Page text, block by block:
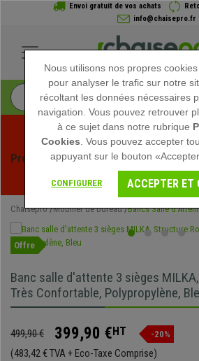
Envoi gratuit de vos achats
info@chaisepro.fr
Profitez des soldes d'été chez
exclusives pour une durée
Chaisepro Mobilier de bureau Bancs Salle
Offre
Banc salle d'attente 3 sièges
Très Confortable, Polypropylène,
499,90 € 399,90 €HT -20%
(483,42 € TVA + Eco-Taxe Comprise)
Nous utilisons nos propres
pour analyser le trafic sur notre
récoltant les données nécessaires
navigation. Vous pouvez retrouver
à ce sujet dans notre rubrique
Cookies . Vous pouvez accepter
appuyant sur le bouton
CONFIGURER ACCEPTER ET